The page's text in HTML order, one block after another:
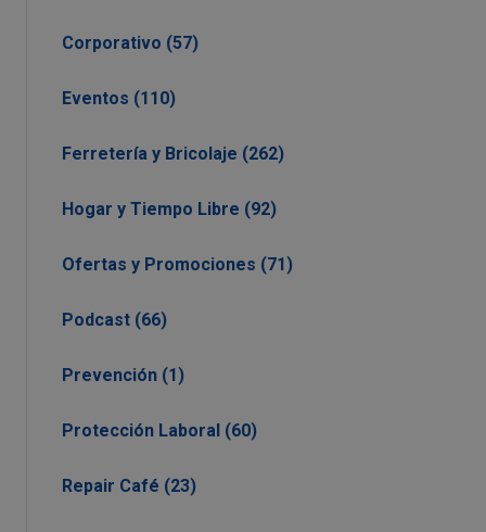
Corporativo (57)
Eventos (110)
Ferretería y Bricolaje (262)
Hogar y Tiempo Libre (92)
Ofertas y Promociones (71)
Podcast (66)
Prevención (1)
Protección Laboral (60)
Repair Café (23)